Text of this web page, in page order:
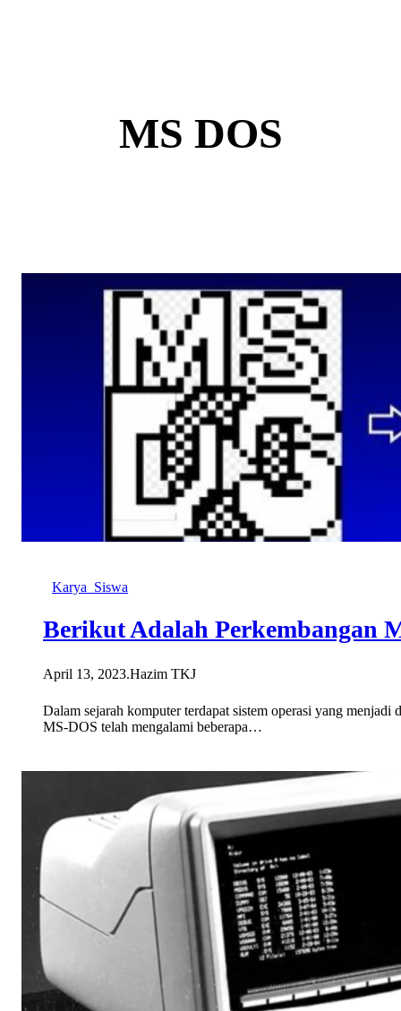
MS DOS
Karya_Siswa
Berikut Adalah Perkembangan
April 13, 2023.Hazim TKJ
Dalam sejarah komputer terdapat sistem operasi yang
MS-DOS telah mengalami beberapa…